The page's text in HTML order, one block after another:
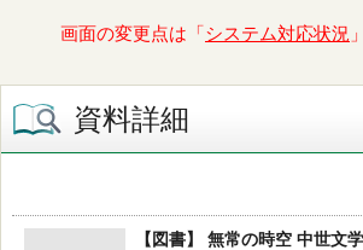
画面の変更点は「 システム対応状況
資料詳細
【図書】 無常の時空 中世文